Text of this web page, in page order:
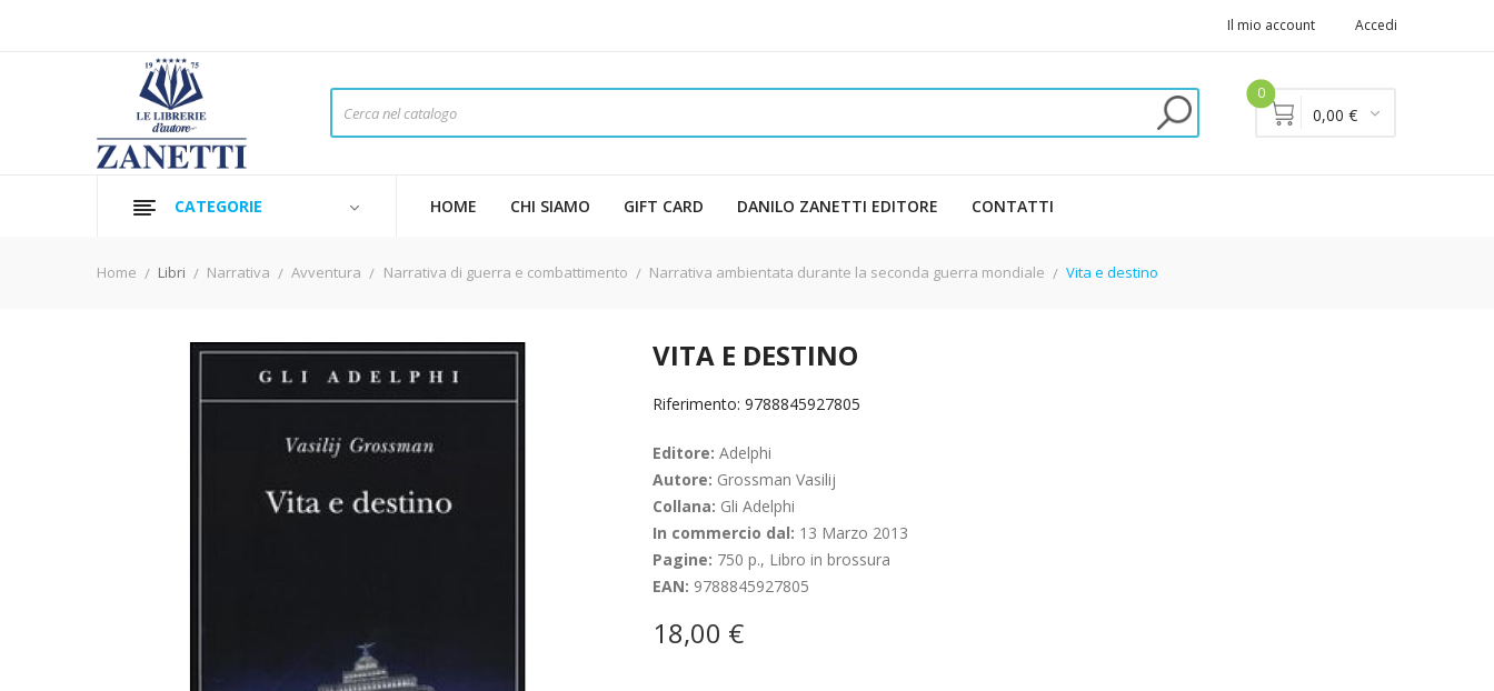
Il mio account Accedi
0
0,00 €
CATEGORIE HOME CHI SIAMO GIFT CARD DANILO ZANETTI EDITORE CONTATTI
Home Libri Narrativa Avventura Narrativa di guerra e combattimento Narrativa ambientata durante la seconda guerra mondiale Vita e destino
VITA E DESTINO
Riferimento: 9788845927805
Editore: Adelphi
Autore: Grossman Vasilij
Collana: Gli Adelphi
In commercio dal: 13 Marzo 2013
Pagine: 750 p., Libro in brossura
EAN: 9788845927805
18,00 €